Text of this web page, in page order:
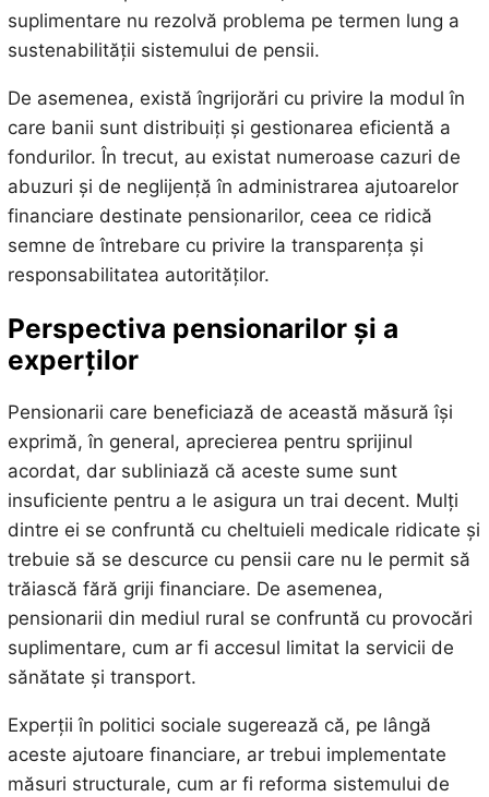
suplimentare nu rezolvă problema pe termen lung a
sustenabilității sistemului de pensii.
De asemenea, există îngrijorări cu privire la modul în
care banii sunt distribuiți și gestionarea eficientă a
fondurilor. În trecut, au existat numeroase cazuri de
abuzuri și de neglijență în administrarea ajutoarelor
financiare destinate pensionarilor, ceea ce ridică
semne de întrebare cu privire la transparența și
responsabilitatea autorităților.
Perspectiva pensionarilor și a
experților
Pensionarii care beneficiază de această măsură își
exprimă, în general, aprecierea pentru sprijinul
acordat, dar subliniază că aceste sume sunt
insuficiente pentru a le asigura un trai decent. Mulți
dintre ei se confruntă cu cheltuieli medicale ridicate și
trebuie să se descurce cu pensii care nu le permit să
trăiască fără griji financiare. De asemenea,
pensionarii din mediul rural se confruntă cu provocări
suplimentare, cum ar fi accesul limitat la servicii de
sănătate și transport.
Experții în politici sociale sugerează că, pe lângă
aceste ajutoare financiare, ar trebui implementate
măsuri structurale, cum ar fi reforma sistemului de